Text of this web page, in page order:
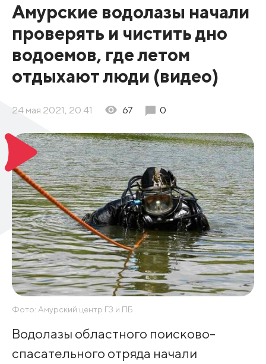
Амурские водолазы начали
проверять и чистить дно
водоемов, где летом
отдыхают люди (видео)
24 мая 2021, 20:41 67 0
Фото: Амурский центр ГЗ и ПБ
Водолазы областного поисково-
спасательного отряда начали